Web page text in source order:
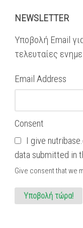
NEWSLETTER
Υποβολή Email
τελευταίες
Email Address
Consent
I give
data submitted in
Give consent that we
Υποβολή τώρα!